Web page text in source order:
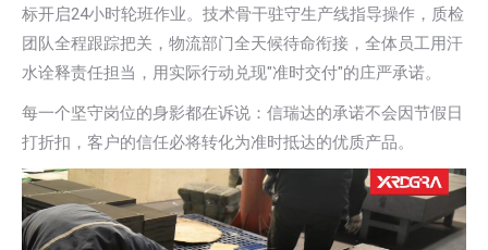
标开启24小时轮班作业。技术骨干驻守生产线指导操作，质检
团队全程跟踪把关，物流部门全天候待命衔接，全体员工用汗
水诠释责任担当，用实际行动兑现"准时交付"的庄严承诺。
每一个坚守岗位的身影都在诉说：信瑞达的承诺不会因节假日
打折扣，客户的信任必将转化为准时抵达的优质产品。